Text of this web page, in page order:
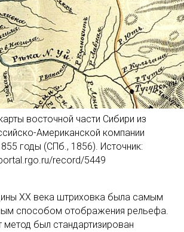
восточной части Сибири из
Американской компании
годы (СПб., 1856). Источник:
record/5449
XX века штриховка была самым
способом отображения рельефа.
метод был стандартизирован